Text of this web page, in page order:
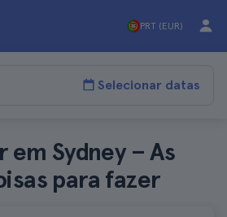
PRT (EUR)
Selecionar datas
em Sydney – As
para fazer